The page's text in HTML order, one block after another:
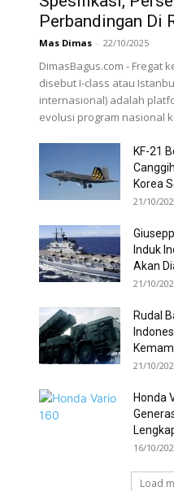
Perbandingan Di
Mas Dimas - 22/10/2025
DimasBagus.com - Fregat
disebut I-class atau
internasional) adalah
evolusi program nasional
KF-21
Korea
21/10/
Induk
Akan
21/10/
Rudal
21/10/
Honda
16/10/
Load